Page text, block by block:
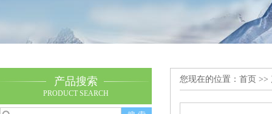
产品搜索
PRODUCT SEARCH
您现在的位置： 首页 >>